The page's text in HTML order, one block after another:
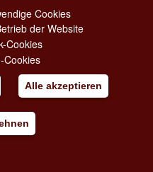
Cookies
der Website
Cookies
Cookies
Alle akzeptieren